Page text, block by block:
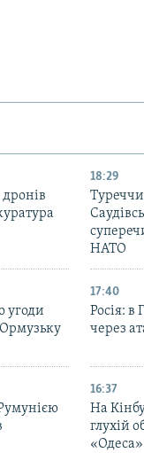
18:29
НАТО
угоди
17:40
Росія: в
через
16:37
На
глухій
«Одеса»